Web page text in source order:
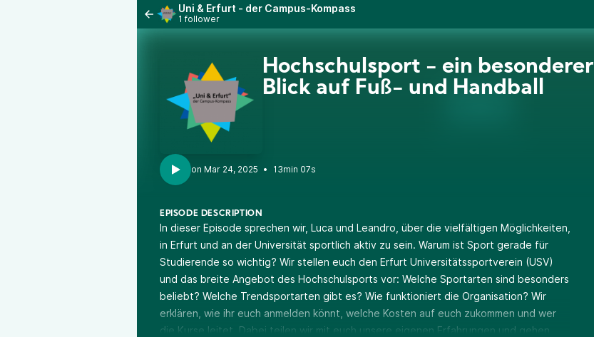
Uni & Erfurt - der Campus-Kompass
1 follower
Hochschulsport - ein besonderer
Blick auf Fuß- und Handball
• 13min 07s
EPISODE DESCRIPTION
In dieser Episode sprechen wir, Luca und Leandro, über die vielfältigen Möglichkeiten,
in Erfurt und an der Universität sportlich aktiv zu sein. Warum ist Sport gerade für
Studierende so wichtig? Wir stellen euch den Erfurt Universitätssportverein (USV)
und das breite Angebot des Hochschulsports vor: Welche Sportarten sind besonders
beliebt? Welche Trendsportarten gibt es? Wie funktioniert die Organisation? Wir
erklären, wie ihr euch anmelden könnt, welche Kosten auf euch zukommen und wer
die Kurse leitet. Dabei teilen wir mit euch unsere eigenen Erfahrungen und gehen